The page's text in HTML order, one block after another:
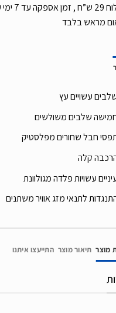
מראש בלבד
עשויים עץ
שלבים משולשים
חבל שחורים מפלסטיק
קלה
עשויות פלדה מגולוונת
לתנאי מזג אוויר משתנים
מוצר תיאור מוצר התייעצו איתנו